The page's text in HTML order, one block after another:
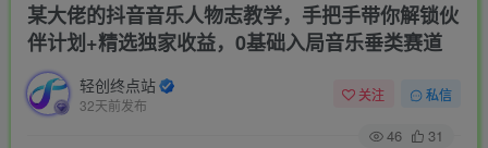
某大佬的抖音音乐人物志教学，手把手带你解锁伙
伴计划+精选独家收益，0基础入局音乐垂类赛道
轻创终点站
32天前发布
关注 私信
46 31